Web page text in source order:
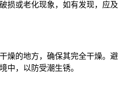
损或老化现象，如有发现，应及
燥的地方，确保其完全干燥。避
中，以防受潮生锈。